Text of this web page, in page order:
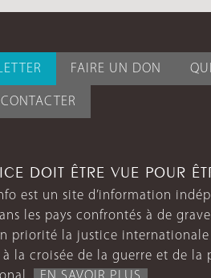
FAIRE UN DON
DOIT ÊTRE VUE POUR
est un site d’information
les pays confrontés à de
priorité la justice internationale
la croisée de la guerre et de la